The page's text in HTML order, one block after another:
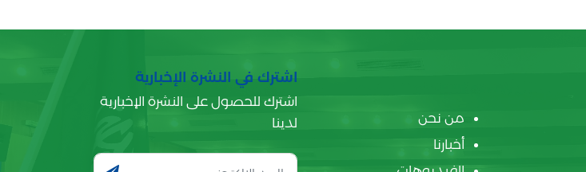
من نحن
أخبارنا
اشترك في النشرة الإخبارية
اشترك للحصول على النشرة الإخبارية
لدينا